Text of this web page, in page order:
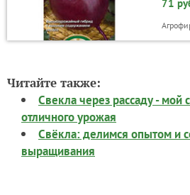
71
Читайте также:
Свекла через рассаду - мой
отличного урожая
Свёкла: делимся опытом и
выращивания